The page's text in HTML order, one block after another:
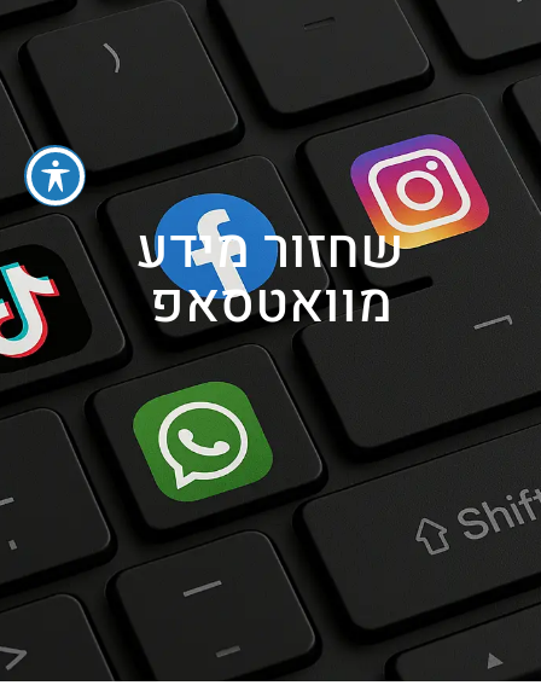
052-3001030
שחזור מידע
מוואטסאפ